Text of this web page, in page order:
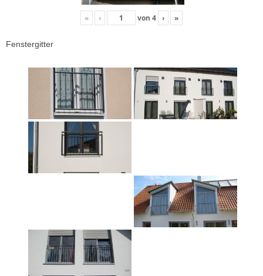
« ‹ von 4 › »
Fenstergitter